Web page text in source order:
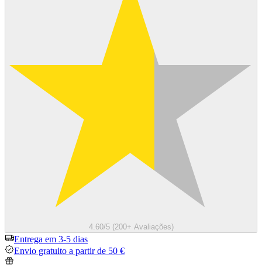
4.60/5 (200+ Avaliações)
Entrega em 3-5 dias
Envio gratuito a partir de 50 €